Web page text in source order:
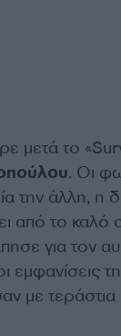
μετά το
. Οι
την άλλη, η
από το καλό
για τον
εμφανίσεις
με τεράστια